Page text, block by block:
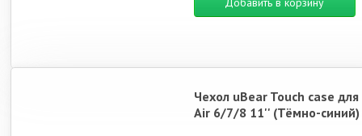
Чехол uBear Touch case
Air 6/7/8 11'' (Тёмно-синий)